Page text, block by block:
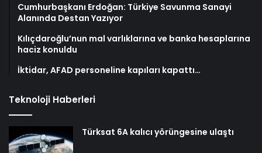
Cumhurbaşkanı Erdoğan: Türkiye Savunma Sanayi
Alanında Destan Yazıyor
Kılıçdaroğlu’nun mal varlıklarına ve banka hesaplarına
haciz konuldu
İktidar, AFAD personeline kapıları kapattı…
Teknoloji Haberleri
Türksat 6A kalıcı yörüngesine ulaştı